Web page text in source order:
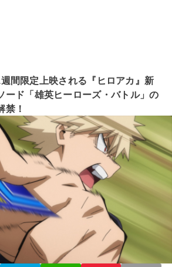
間限定上映される『ヒロアカ』新
ード「雄英ヒーローズ・バトル」の
禁！